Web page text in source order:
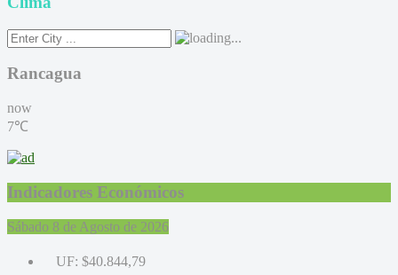
Rancagua
now
7℃
Indicadores Económicos
Sábado 8 de Agosto de 2026
UF: $40.844,79